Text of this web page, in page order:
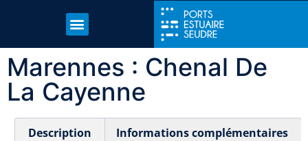
Marennes : Chenal De
La Cayenne
Description Informations complémentaires